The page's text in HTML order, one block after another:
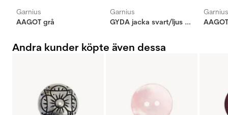
Garnius
AAGOT grå
Garnius
GYDA jacka svart/ljus beige
Garnius
Andra kunder köpte även dessa